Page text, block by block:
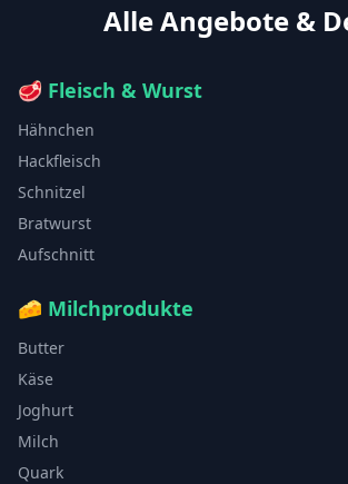
Alle Angebote &
🥩 Fleisch & Wurst
Hähnchen
Hackfleisch
Schnitzel
Bratwurst
Aufschnitt
🧀 Milchprodukte
Butter
Käse
Joghurt
Milch
Quark